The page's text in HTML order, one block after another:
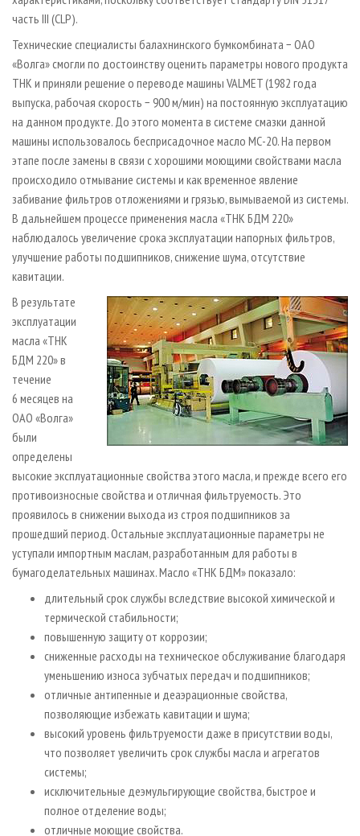
часть III (CLP).
Технические специалисты балахнинского бумкомбината − ОАО
«Волга» смогли по достоинству оценить параметры нового продукта
ТНК и приняли решение о переводе машины VALMET (1982 года
выпуска, рабочая скорость − 900 м/мин) на постоянную эксплуатацию
на данном продукте. До этого момента в системе смазки данной
машины использовалось бесприсадочное масло МС-20. На первом
этапе после замены в связи с хорошими моющими свойствами масла
происходило отмывание системы и как временное явление
забивание фильтров отложениями и грязью, вымываемой из системы.
В дальнейшем процессе применения масла «ТНК БДМ 220»
наблюдалось увеличение срока эксплуатации напорных фильтров,
улучшение работы подшипников, снижение шума, отсутствие
кавитации.
В результате
эксплуатации
масла «ТНК
БДМ 220» в
течение
6 месяцев на
ОАО «Волга»
были
определены
высокие эксплуатационные свойства этого масла, и прежде всего его
противоизносные свойства и отличная фильтруемость. Это
проявилось в снижении выхода из строя подшипников за
прошедший период. Остальные эксплуатационные параметры не
уступали импортным маслам, разработанным для работы в
бумагоделательных машинах. Масло «ТНК БДМ» показало:
длительный срок службы вследствие высокой химической и
термической стабильности;
повышенную защиту от коррозии;
сниженные расходы на техническое обслуживание благодаря
уменьшению износа зубчатых передач и подшипников;
отличные антипенные и деаэрационные свойства,
позволяющие избежать кавитации и шума;
высокий уровень фильтруемости даже в присутствии воды,
что позволяет увеличить срок службы масла и агрегатов
системы;
исключительные деэмульгирующие свойства, быстрое и
полное отделение воды;
отличные моющие свойства.